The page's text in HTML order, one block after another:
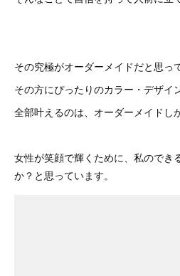
その究極がオーダーメイドだと思っ
その方にぴったりのカラー・デザイ
全部叶えるのは、オーダーメイド
女性が笑顔で輝くために、私のでき
か？と思っています。